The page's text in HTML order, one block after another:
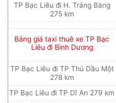
TP Bạc Liêu đi H. Trảng Bàng
275 km
Bảng giá taxi thuê xe TP Bạc
Liêu đi Bình Dương
TP Bạc Liêu đi TP Thủ Dầu Một
278 km
TP Bạc Liêu đi TP Dĩ An 279 km